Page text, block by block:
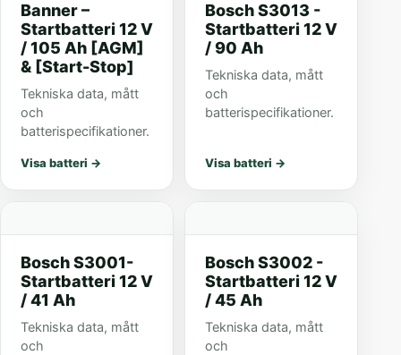
Banner –
Startbatteri 12 V
/ 105 Ah [AGM]
& [Start-Stop]
Tekniska data, mått
och
batterispecifikationer.
Visa batteri →
Bosch S3013 -
Startbatteri 12 V
/ 90 Ah
Tekniska data, mått
och
batterispecifikationer.
Visa batteri →
Bosch S3001-
Startbatteri 12 V
/ 41 Ah
Tekniska data, mått
och
Bosch S3002 -
Startbatteri 12 V
/ 45 Ah
Tekniska data, mått
och